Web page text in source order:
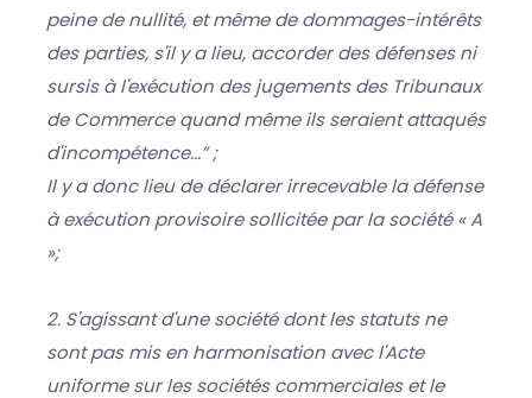
peine de nullité, et même de dommages-intérêts
des parties, s'il y a lieu, accorder des défenses ni
sursis à l'exécution des jugements des Tribunaux
de Commerce quand même ils seraient attaqués
d'incompétence...” ;
Il y a donc lieu de déclarer irrecevable la défense
à exécution provisoire sollicitée par la société « A
»;
2. S'agissant d'une société dont les statuts ne
sont pas mis en harmonisation avec l'Acte
uniforme sur les sociétés commerciales et le